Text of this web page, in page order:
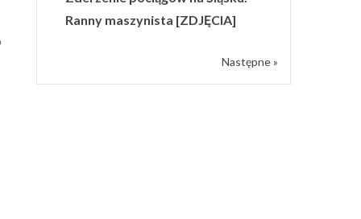
Ranny maszynista [ZDJĘCIA]
Następne »